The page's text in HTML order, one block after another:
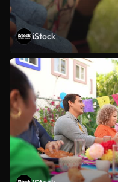
iStock